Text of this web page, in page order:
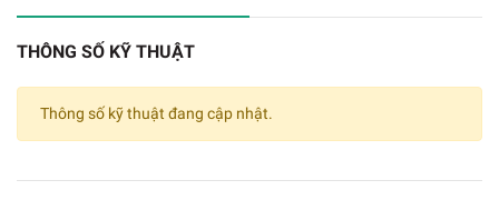
THÔNG SỐ KỸ THUẬT
Thông số kỹ thuật đang cập nhật.